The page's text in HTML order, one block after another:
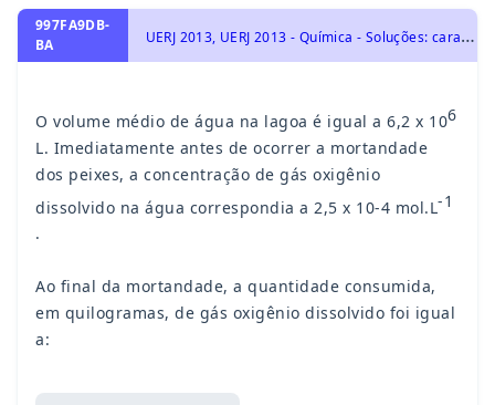
997FA9DB-
BA
U
ERJ 2013, UERJ 2013 - Química - Soluções: características, tipos de concentração, diluição, mistura, titulação e soluções coloidais., Soluções e Substâncias Inorgânicas
O volume médio de água na lagoa é igual a 6,2 x 106
L. Imediatamente antes de ocorrer a mortandade
dos peixes, a concentração de gás oxigênio
dissolvido na água correspondia a 2,5 x 10-4 mol.L-1
.
Ao final da mortandade, a quantidade consumida,
em quilogramas, de gás oxigênio dissolvido foi igual
a: